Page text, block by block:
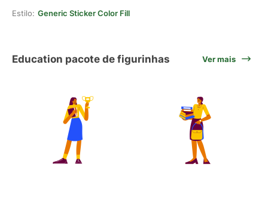
Estilo: Generic Sticker Color Fill
Education pacote de figurinhas Ver mais